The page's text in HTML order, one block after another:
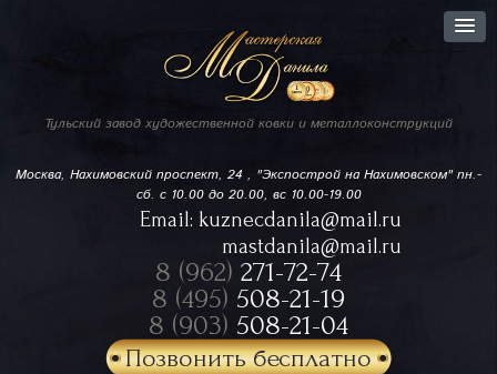
Тульский завод художественной ковки и металлоконструкций
Москва, Нахимовский проспект, 24 , "Экспострой на Нахимовском"пн.-
сб. с 10.00 до 20.00, вс 10.00-19.00
Email: kuznecdanila@mail.ru
mastdanila@mail.ru
8 (962) 271-72-74
8 (495) 508-21-19
8 (903) 508-21-04
Позвонить бесплатно